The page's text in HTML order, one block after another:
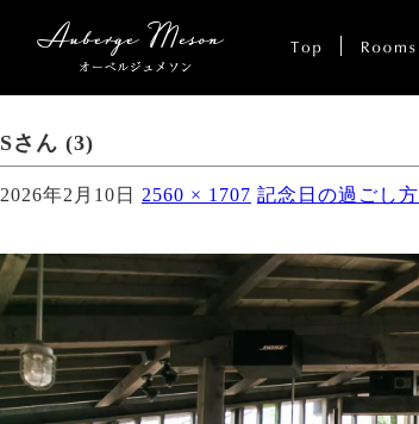
Sさん (3)
2026年2月10日 2560 × 1707 記念日の過ごし方